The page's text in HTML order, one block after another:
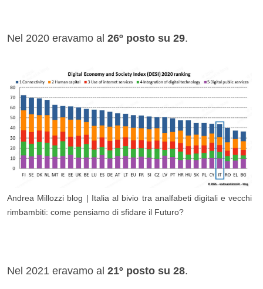
Nel 2020 eravamo al 26º posto su 29.
Andrea Millozzi blog | Italia al bivio tra analfabeti digitali e vecchi
rimbambiti: come pensiamo di sfidare il Futuro?
Nel 2021 eravamo al 21º posto su 28.